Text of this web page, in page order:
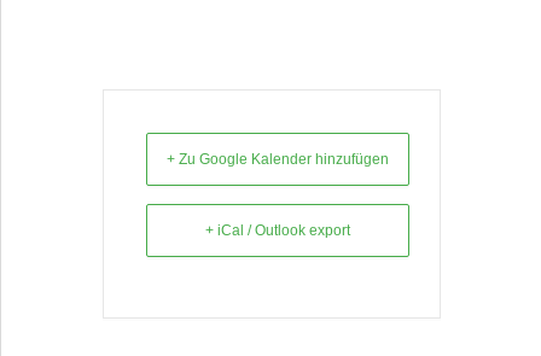
+ Zu Google Kalender hinzufügen
+ iCal / Outlook export